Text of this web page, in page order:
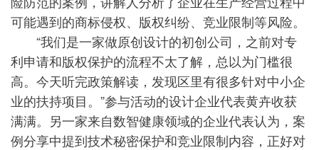
可能遇到的商标侵权、版权纠纷、竞业限制等风险。
“我们是一家做原创设计的初创公司，之前对专
利申请和版权保护的流程不太了解，总以为门槛很
高。今天听完政策解读，发现区里有很多针对中小企
业的扶持项目。”参与活动的设计企业代表黄卉收获
满满。另一家来自数智健康领域的企业代表认为，案
例分享中提到技术秘密保护和竞业限制内容，正好对